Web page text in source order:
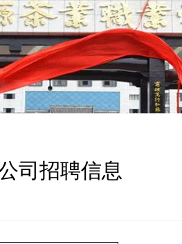
司招聘信息